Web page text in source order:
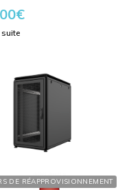
€
suite
DE RÉAPPROVISIONNEMENT